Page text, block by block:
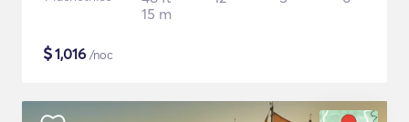
15 m
$1,016 /noc